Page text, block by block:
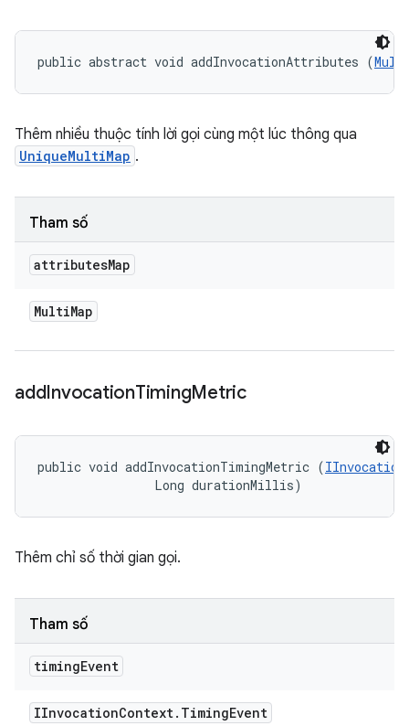
public abstract void addInvocationAttributes (
Thêm nhiều thuộc tính lời gọi cùng một lúc thông qua
UniqueMultiMap .
Tham số
attributesMap
MultiMap
addInvocationTimingMetric
public void addInvocationTimingMetric (
                Long durationMillis)
Thêm chỉ số thời gian gọi.
Tham số
timingEvent
IInvocationContext. TimingEvent